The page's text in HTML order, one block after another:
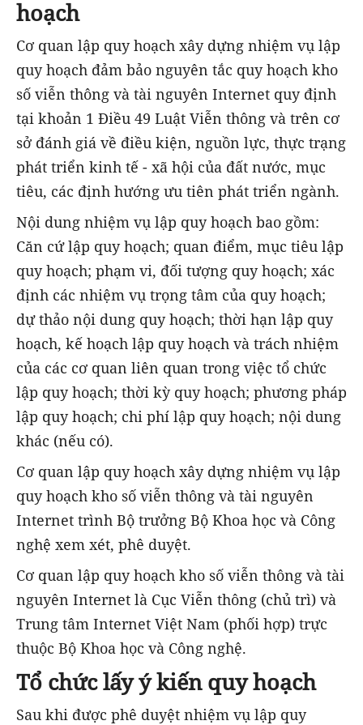
hoạch
Cơ quan lập quy hoạch xây dựng nhiệm vụ lập
quy hoạch đảm bảo nguyên tắc quy hoạch kho
số viễn thông và tài nguyên Internet quy định
tại khoản 1 Điều 49 Luật Viễn thông và trên cơ
sở đánh giá về điều kiện, nguồn lực, thực trạng
phát triển kinh tế - xã hội của đất nước, mục
tiêu, các định hướng ưu tiên phát triển ngành.
Nội dung nhiệm vụ lập quy hoạch bao gồm:
Căn cứ lập quy hoạch; quan điểm, mục tiêu lập
quy hoạch; phạm vi, đối tượng quy hoạch; xác
định các nhiệm vụ trọng tâm của quy hoạch;
dự thảo nội dung quy hoạch; thời hạn lập quy
hoạch, kế hoạch lập quy hoạch và trách nhiệm
của các cơ quan liên quan trong việc tổ chức
lập quy hoạch; thời kỳ quy hoạch; phương pháp
lập quy hoạch; chi phí lập quy hoạch; nội dung
khác (nếu có).
Cơ quan lập quy hoạch xây dựng nhiệm vụ lập
quy hoạch kho số viễn thông và tài nguyên
Internet trình Bộ trưởng Bộ Khoa học và Công
nghệ xem xét, phê duyệt.
Cơ quan lập quy hoạch kho số viễn thông và tài
nguyên Internet là Cục Viễn thông (chủ trì) và
Trung tâm Internet Việt Nam (phối hợp) trực
thuộc Bộ Khoa học và Công nghệ.
Tổ chức lấy ý kiến quy hoạch
Sau khi được phê duyệt nhiệm vụ lập quy